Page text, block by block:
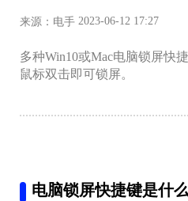
来源：电手 2023-06-12 17:27
多种Win10或Mac电脑锁屏快
鼠标双击即可锁屏。
电脑锁屏快捷键是什